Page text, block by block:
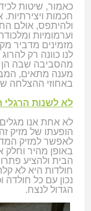
כאמור, שיטות
חכמות
ולהיתפס, אולם
וערמומיות
מזמינים מדביר
לנו כוונה רק
מהסביבה שבה הן
מענה מתאים,
באחוזי ההצלחה
לא לשנות הרגלי
לא אחת אנו מגלים
הופעתו של מזיק
לאפשר למזיק
באופן מהיר
הבית ולהציע
חולדות היא לא
נכון עם כל חולדה
הגדול לנצח.